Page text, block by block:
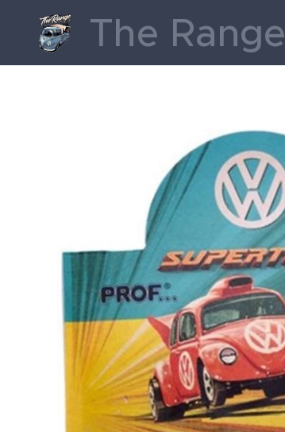
The Range